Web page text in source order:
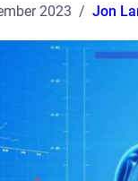
2023 Jon